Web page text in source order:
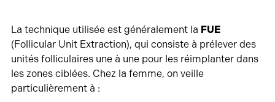
La technique utilisée est généralement la FUE
(Follicular Unit Extraction), qui consiste à prélever des
unités folliculaires une à une pour les réimplanter dans
les zones ciblées. Chez la femme, on veille
particulièrement à :